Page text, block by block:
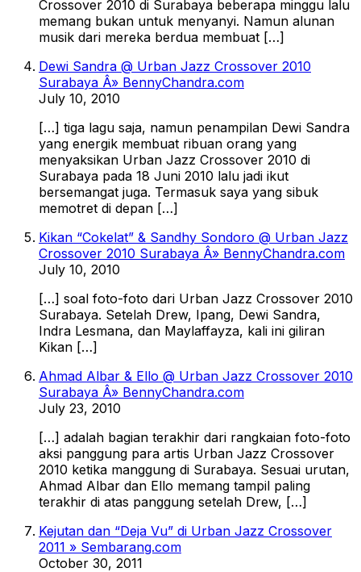
Crossover 2010 di Surabaya beberapa minggu lalu
memang bukan untuk menyanyi. Namun alunan
musik dari mereka berdua membuat […]
Dewi Sandra @ Urban Jazz Crossover 2010
Surabaya Â» BennyChandra.com
July 10, 2010
[…] tiga lagu saja, namun penampilan Dewi Sandra
yang energik membuat ribuan orang yang
menyaksikan Urban Jazz Crossover 2010 di
Surabaya pada 18 Juni 2010 lalu jadi ikut
bersemangat juga. Termasuk saya yang sibuk
memotret di depan […]
Kikan “Cokelat” & Sandhy Sondoro @ Urban Jazz
Crossover 2010 Surabaya Â» BennyChandra.com
July 10, 2010
[…] soal foto-foto dari Urban Jazz Crossover 2010
Surabaya. Setelah Drew, Ipang, Dewi Sandra,
Indra Lesmana, dan Maylaffayza, kali ini giliran
Kikan […]
Ahmad Albar & Ello @ Urban Jazz Crossover 2010
Surabaya Â» BennyChandra.com
July 23, 2010
[…] adalah bagian terakhir dari rangkaian foto-foto
aksi panggung para artis Urban Jazz Crossover
2010 ketika manggung di Surabaya. Sesuai urutan,
Ahmad Albar dan Ello memang tampil paling
terakhir di atas panggung setelah Drew, […]
Kejutan dan “Deja Vu” di Urban Jazz Crossover
2011 » Sembarang.com
October 30, 2011